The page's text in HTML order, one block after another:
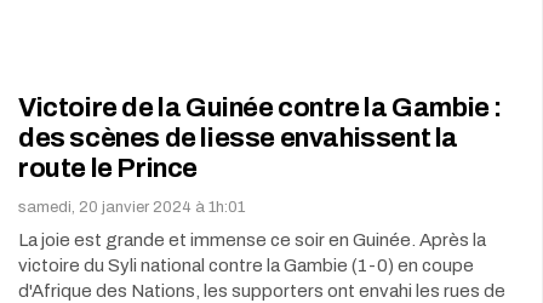
Victoire de la Guinée contre la Gambie :
des scènes de liesse envahissent la
route le Prince
samedi, 20 janvier 2024 à 1h:01
La joie est grande et immense ce soir en Guinée. Après la
victoire du Syli national contre la Gambie (1-0) en coupe
d'Afrique des Nations, les supporters ont envahi les rues de